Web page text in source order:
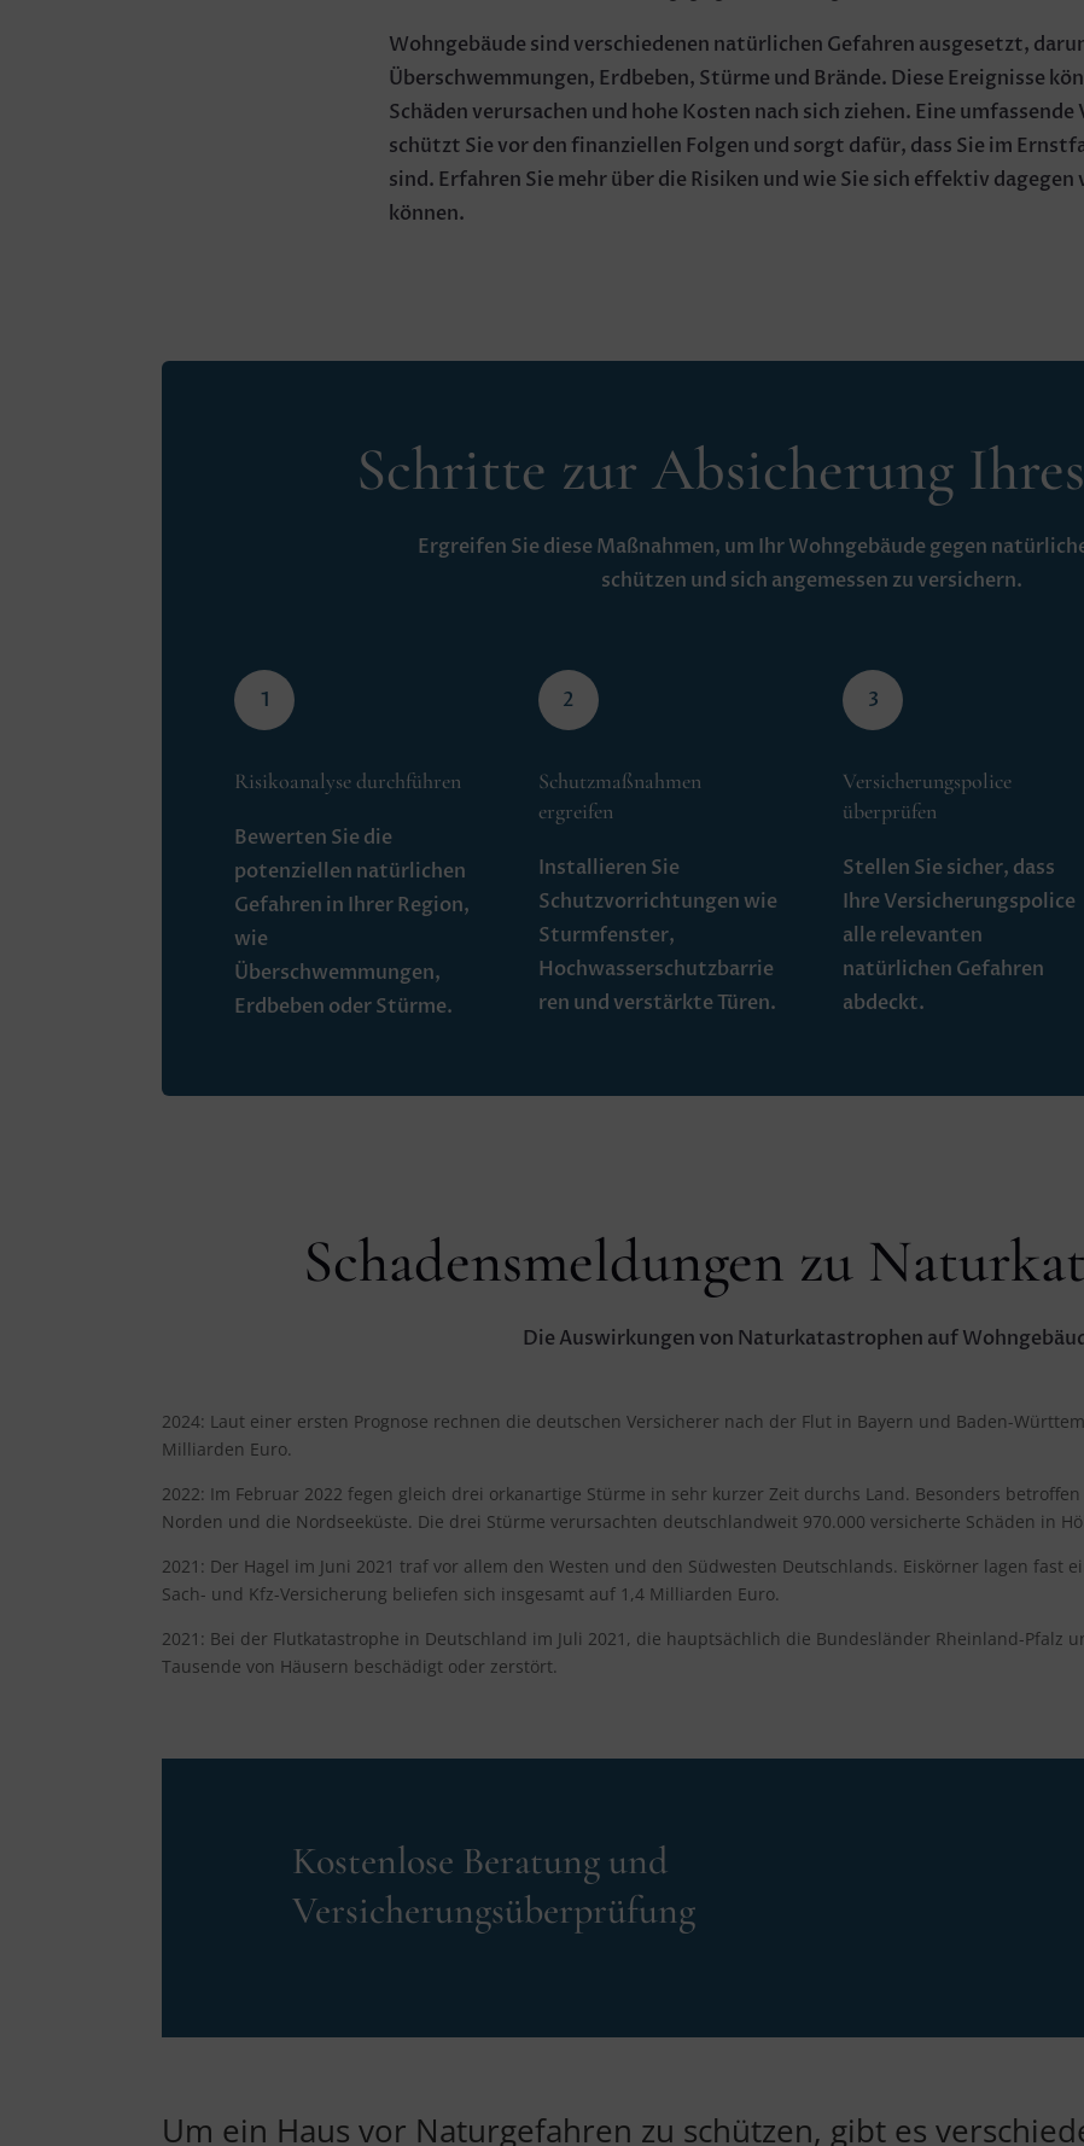
Wohngebäude sind verschiedenen natürlichen Gefahren ausgesetzt,
Überschwemmungen, Erdbeben, Stürme und Brände. Diese Ereignisse
Schäden verursachen und hohe Kosten nach sich ziehen. Eine
schützt Sie vor den finanziellen Folgen und sorgt dafür, dass Sie im
sind. Erfahren Sie mehr über die Risiken und wie Sie sich effektiv dagegen
können.
Schritte zur Absicherung
Ergreifen Sie diese Maßnahmen, um Ihr Wohngebäude gegen
schützen und sich angemessen zu versichern.
1
Risikoanalyse durchführen
Bewerten Sie die
potenziellen natürlichen
Gefahren in Ihrer Region,
wie
Überschwemmungen,
Erdbeben oder Stürme.
2
Schutzmaßnahmen
ergreifen
Installieren Sie
Schutzvorrichtungen wie
Sturmfenster,
Hochwasserschutzbarrie
ren und verstärkte Türen.
3
Versicherungspolice
überprüfen
Stellen Sie sicher, dass
Ihre Versicherungspolice
alle relevanten
natürlichen Gefahren
abdeckt.
Schadensmeldungen zu
Die Auswirkungen von Naturkatastrophen auf
2024: Laut einer ersten Prognose rechnen die deutschen Versicherer nach der Flut in Bayern und Baden-
Milliarden Euro.
2022: Im Februar 2022 fegen gleich drei orkanartige Stürme in sehr kurzer Zeit durchs Land. Besonders
Norden und die Nordseeküste. Die drei Stürme verursachten deutschlandweit 970.000 versicherte Schäden in
2021: Der Hagel im Juni 2021 traf vor allem den Westen und den Südwesten Deutschlands. Eiskörner lagen fast
Sach- und Kfz-Versicherung beliefen sich insgesamt auf 1,4 Milliarden Euro.
2021: Bei der Flutkatastrophe in Deutschland im Juli 2021, die hauptsächlich die Bundesländer Rheinland-Pfalz
Tausende von Häusern beschädigt oder zerstört.
Kostenlose Beratung und
Versicherungsüberprüfung
Um ein Haus vor Naturgefahren zu schützen, gibt es